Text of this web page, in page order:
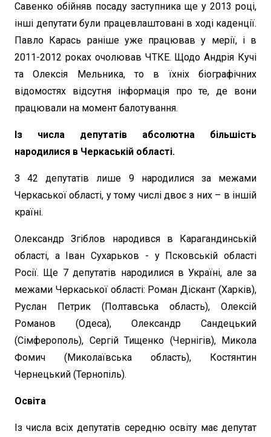
Савенко обійняв посаду заступника ще у 2013 році,
інші депутати були працевлаштовані в ході каденції.
Павло Карась раніше уже працював у мерії, і в
2011-2012 роках очолював ЧТКЕ. Щодо Андрія Кучі
та Олексія Мельника, то в їхніх біографічних
відомостях відсутня інформація про те, де вони
працювали на момент балотування.
Із числа депутатів абсолютна більшість
народилися в Черкаській області.
З 42 депутатів лише 9 народилися за межами
Черкаської області, у тому числі двоє з них – в іншій
країні.
Олександр Згіблов народився в Карагандинській
області, а Іван Сухарьков - у Псковській області
Росії. Ще 7 депутатів народилися в Україні, але за
межами Черкаської області: Роман Діскант (Харків),
Руслан Петрик (Полтавська область), Олексій
Романов (Одеса), Олександр Сандецький
(Сімферополь), Сергій Тищенко (Чернігів), Микола
Фомич (Миколаївська область), Костянтин
Чернецький (Тернопіль).
Освіта
Із числа всіх депутатів середню освіту має депутат